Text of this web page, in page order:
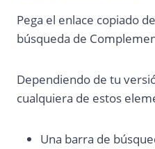
Pega el enlace copiado
búsqueda de
Dependiendo de tu
cualquiera de estos
Una barra de